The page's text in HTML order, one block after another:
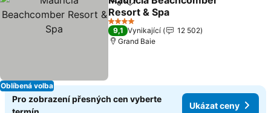
Oblíbená volba
SdíletPřidat na seznam oblíbených
Resort & Spa
Ukázat ceny
4 Počet hvězdiček
9,1 Vynikající
12 502
Grand Baie
Pro zobrazení přesných cen vyberte
Ukázat ceny